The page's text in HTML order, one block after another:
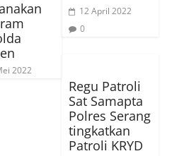
2022
12 April 2022
0
Regu Patroli
Sat Samapta
Polres Serang
tingkatkan
Patroli KRYD